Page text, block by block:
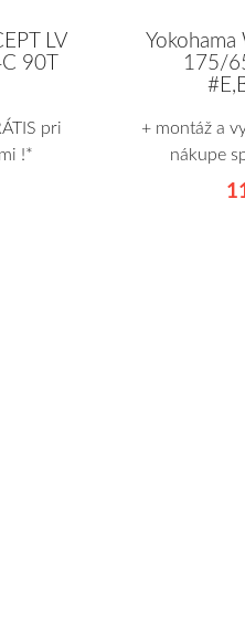
LV
90T
pri
!*
Yokohama
175/
+ montáž a
nákupe